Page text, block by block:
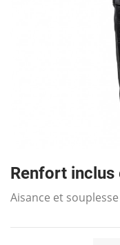
Renfort inclus
Aisance et souplesse